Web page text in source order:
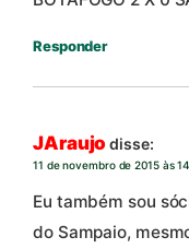
Responder
JAraujo disse:
11 de novembro de 2015 às
Eu também sou
do Sampaio,